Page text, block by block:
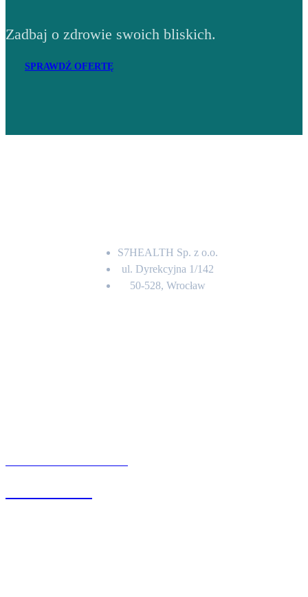
Zadbaj o zdrowie swoich bliskich.
SPRAWDŹ OFERTĘ
S7HEALTH Sp. z o.o.
ul. Dyrekcyjna 1/142
50-528, Wrocław